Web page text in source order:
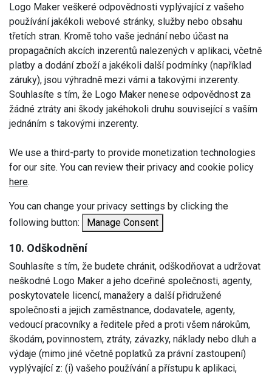
Logo Maker veškeré odpovědnosti vyplývající z vašeho
používání jakékoli webové stránky, služby nebo obsahu
třetích stran. Kromě toho vaše jednání nebo účast na
propagačních akcích inzerentů nalezených v aplikaci, včetně
platby a dodání zboží a jakékoli další podmínky (například
záruky), jsou výhradně mezi vámi a takovými inzerenty.
Souhlasíte s tím, že Logo Maker nenese odpovědnost za
žádné ztráty ani škody jakéhokoli druhu související s vaším
jednáním s takovými inzerenty.
We use a third-party to provide monetization technologies
for our site. You can review their privacy and cookie policy
here.
You can change your privacy settings by clicking the
following button:
Manage Consent
10. Odškodnění
Souhlasíte s tím, že budete chránit, odškodňovat a udržovat
neškodné Logo Maker a jeho dceřiné společnosti, agenty,
poskytovatele licencí, manažery a další přidružené
společnosti a jejich zaměstnance, dodavatele, agenty,
vedoucí pracovníky a ředitele před a proti všem nárokům,
škodám, povinnostem, ztráty, závazky, náklady nebo dluh a
výdaje (mimo jiné včetně poplatků za právní zastoupení)
vyplývající z: (i) vašeho používání a přístupu k aplikaci,